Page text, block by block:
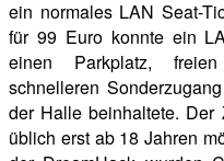
ein normales LAN Seat-
für 99 Euro konnte ein
einen Parkplatz,
schnelleren
der Halle beinhaltete.
üblich erst ab 18 Jahren